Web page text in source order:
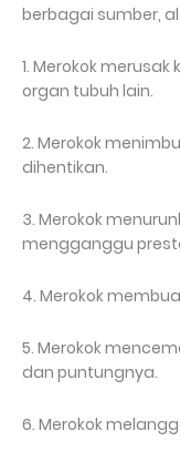
berbagai sumber,
1. Merokok
organ tubuh lain.
2. Merokok
dihentikan.
3. Merokok
mengganggu
4. Merokok
5. Merokok
dan puntungnya.
6. Merokok